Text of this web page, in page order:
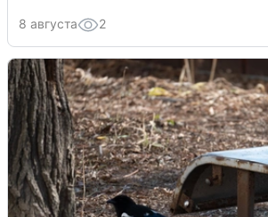
8 августа 2